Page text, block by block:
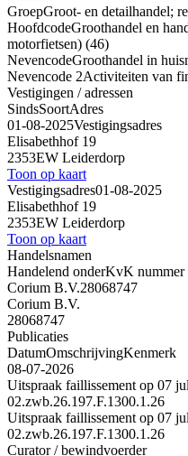
GroepGroot- en detailhandel;
HoofdcodeGroothandel en
motorfietsen) (46)
NevencodeGroothandel in
Nevencode 2Activiteiten van
Vestigingen / adressen
SindsSoortAdres
01-08-2025Vestigingsadres
Elisabethhof 19
2353EW Leiderdorp
Toon op kaart
Vestigingsadres01-08-2025
Elisabethhof 19
2353EW Leiderdorp
Toon op kaart
Handelsnamen
Handelend onderKvK nummer
Corium B.V.28068747
Corium B.V.
28068747
Publicaties
DatumOmschrijvingKenmerk
08-07-2026
Uitspraak faillissement op 07
02.zwb.26.197.F.1300.1.26
Uitspraak faillissement op 07
02.zwb.26.197.F.1300.1.26
Curator / bewindvoerder